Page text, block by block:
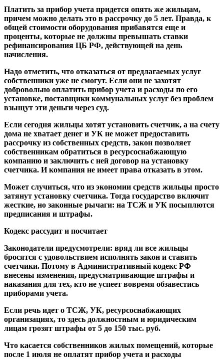
Платить за прибор учета придется опять же жильцам,
причем можно делать это в рассрочку до 5 лет. Правда, к
общей стоимости оборудования прибавятся еще и
проценты, которые не должны превышать ставки
рефинансирования ЦБ РФ, действующей на день
начисления.
Надо отметить, что отказаться от предлагаемых услуг
собственники уже не смогут. Если они не захотят
добровольно оплатить прибор учета и расходы по его
установке, поставщики коммунальных услуг без проблем
взыщут эти деньги через суд.
Если сегодня жильцы хотят установить счетчик, а на счету
дома не хватает денег и УК не может предоставить
рассрочку из собственных средств, закон позволяет
собственникам обратиться в ресурсоснабжающую
компанию и заключить с ней договор на установку
счетчика. И компания не имеет права отказать в этом.
Может случиться, что из экономии средств жильцы просто
затянут установку счетчика. Тогда государство включит
жесткие, но законные рычаги: на ТСЖ и УК посыплются
предписания и штрафы.
Кодекс рассудит и посчитает
Законодатели предусмотрели: вряд ли все жильцы
бросятся с удовольствием исполнять закон и ставить
счетчики. Потому в Административный кодекс РФ
внесены изменения, предусматривающие штрафы и
наказания для тех, кто не успеет вовремя обзавестись
приборами учета.
Если речь идет о ТСЖ, УК, ресурсоснабжающих
организациях, то здесь должностным и юридическим
лицам грозят штрафы от 5 до 150 тыс. руб.
Что касается собственников жилых помещений, которые
после 1 июля не оплатят прибор учета и расходы